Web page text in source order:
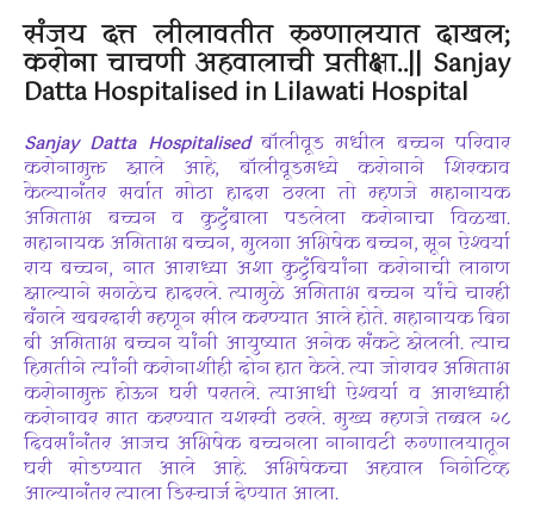
संजय दत्त लीलावतीत रुग्णालयात दाखल;
करोना चाचणी अहवालाची प्रतीक्षा..|| Sanjay
Datta Hospitalised in Lilawati Hospital
Sanjay Datta Hospitalisedबॉलीवूड मधील बच्चन परिवार
करोनामुक्त झाले आहे, बॉलीवूडमध्ये करोनाने शिरकाव
केल्यानंतर सर्वात मोठा हादरा ठरला तो म्हणजे महानायक
अमिताभ बच्चन व कुटुंबाला पडलेला करोनाचा विळखा.
महानायक अमिताभ बच्चन, मुलगा अभिषेक बच्चन, सून ऐश्वर्या
राय बच्चन, नात आराध्या अशा कुटुंबियांना करोनाची लागण
झाल्याने सगळेच हादरले. त्यामुळे अमिताभ बच्चन यांचे चारही
बंगले खबरदारी म्हणून सील करण्यात आले होते. महानायक बिग
बी अमिताभ बच्चन यांनी आयुष्यात अनेक संकटे झेलली. त्याच
हिमतीने त्यांनी करोनाशीही दोन हात केले. त्या जोरावर अमिताभ
करोनामुक्त होऊन घरी परतले. त्याआधी ऐश्वर्या व आराध्याही
करोनावर मात करण्यात यशस्वी ठरले. मुख्य म्हणजे तब्बल २८
दिवसांनंतर आजच अभिषेक बच्चनला नानावटी रुग्णालयातून
घरी सोडण्यात आले आहे. अभिषेकचा अहवाल निगेटिव्ह
आल्यानंतर त्याला डिस्चार्ज देण्यात आला.